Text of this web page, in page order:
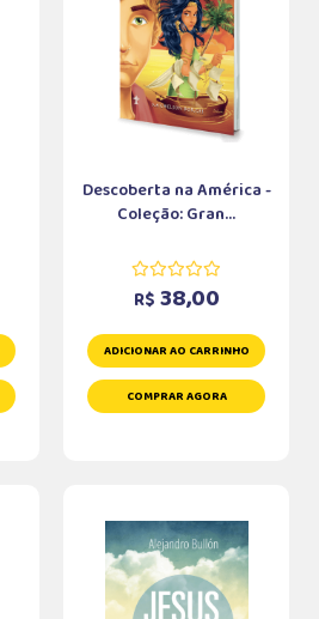
Descoberta na América -
Coleção: Gran...
R$ 38,00
ADICIONAR AO CARRINHO
COMPRAR AGORA